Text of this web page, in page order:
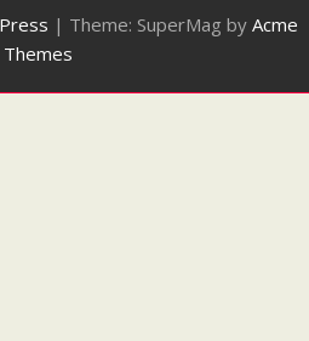
| Theme: SuperMag by Acme
Themes